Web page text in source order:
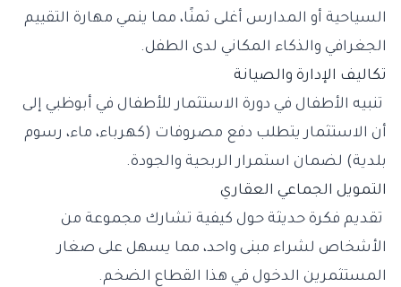
السياحية أو المدارس أغلى ثمنًا، مما ينمي مهارة التقييم
الجغرافي والذكاء المكاني لدى الطفل.
تكاليف الإدارة والصيانة
تنبيه الأطفال في دورة الاستثمار للأطفال في أبوظبي إلى
أن الاستثمار يتطلب دفع مصروفات (كهرباء، ماء، رسوم
بلدية) لضمان استمرار الربحية والجودة.
التمويل الجماعي العقاري
تقديم فكرة حديثة حول كيفية تشارك مجموعة من
الأشخاص لشراء مبنى واحد، مما يسهل على صغار
المستثمرين الدخول في هذا القطاع الضخم.